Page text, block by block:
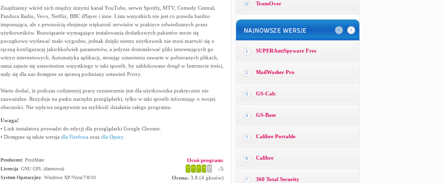
Znajdziemy wśród nich między innymi kanał YouTube, serwis Spotify, MTV, Comedy Central,
Pandora Radio, Vevo, Netflix, BBC iPlayer i inne. Lista wszystkich nie jest co prawda bardzo
imponująca, ale z pewnością obejmuje większość serwisów w praktyce odwiedzanych przez
użytkowników. Rozwiązanie wymagające instalowania dodatkowych pakietów może się
początkowo wydawać mało wygodne, jednak dzięki niemu użytkownik nie musi martwić się o
ręczną konfigurację jakichkolwiek parametrów, a jedynie doinstalować pliki interesujących go
witryn internetowych. Automatyka aplikacji, stosując ustawienia zawarte w pobieranych plikach,
sama zajmie się ustawieniem wszystkiego w taki sposób, by zablokowane dotąd w Internecie treści,
stały się dla nas dostępne za sprawą podmiany ustawień Proxy.
Warto dodać, iż podczas codziennej pracy rozszerzenie jest dla użytkownika praktycznie nie
zauważalne. Rezyduje na pasku narzędzi przeglądarki, tylko w taki sposób informując o swojej
obecności. Nie wpływa negatywnie na szybkość działania całego programu.
Uwaga!
• Link instalatora prowadzi do edycji dla przeglądarki Google Chrome.
• Dostępne są także wersja dla Firefoxaoraz dla Opery.
Producent: ProxMate
Licencja: GNU GPL (darmowa)
System Operacyjny: Windows XP/Vista/7/8/10
Oceń program:
-/5
Ocena: 3.8 (4głosów)
12 TransOver
1 SUPERAntiSpyware Free
2 MailWasher Pro
3 GS-Calc
4 GS-Base
5 Calibre Portable
6 Calibre
7 360 Total Security